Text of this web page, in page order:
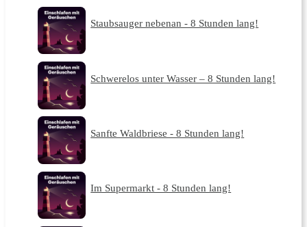
Staubsauger nebenan - 8 Stunden lang!
Schwerelos unter Wasser – 8 Stunden lang!
Sanfte Waldbriese - 8 Stunden lang!
Im Supermarkt - 8 Stunden lang!